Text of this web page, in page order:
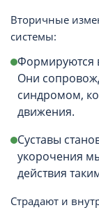
Вторичные
системы:
Формируются
Они
синдромом,
движения.
Суставы
укорочения
действия
Страдают и